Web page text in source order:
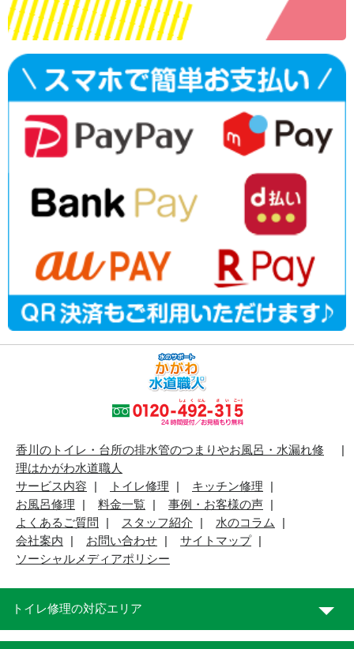
香川のトイレ・台所の排水管のつまりやお風呂・水漏れ修
理はかがわ水道職人
サービス内容
トイレ修理
キッチン修理
お風呂修理
料金一覧
事例・お客様の声
よくあるご質問
スタッフ紹介
水のコラム
会社案内
お問い合わせ
サイトマップ
ソーシャルメディアポリシー
トイレ修理の対応エリア